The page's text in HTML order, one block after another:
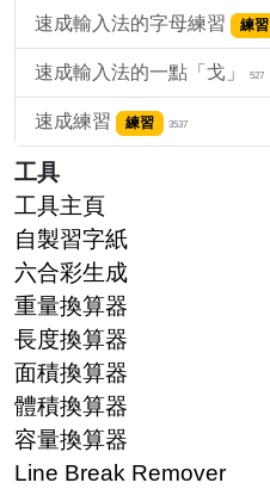
速成輸入法的字母練習 練習
速成輸入法的一點「戈」 527
速成練習 練習 3537
工具
工具主頁
自製習字紙
六合彩生成
重量換算器
長度換算器
面積換算器
體積換算器
容量換算器
Line Break Remover